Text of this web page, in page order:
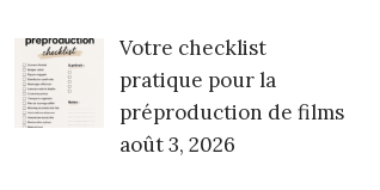
Votre checklist
pratique pour la
préproduction de films
août 3, 2026